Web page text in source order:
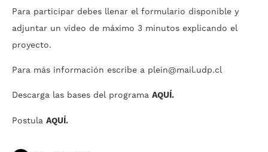
Para participar debes llenar el formulario disponible y
adjuntar un video de máximo 3 minutos explicando el
proyecto.
Para más información escribe a plein@mail.udp.cl
Descarga las bases del programa AQUÍ.
Postula AQUÍ.